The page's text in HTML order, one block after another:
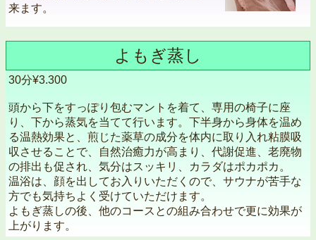
来ます。
よもぎ蒸し
30分¥3.300
頭から下をすっぽり包むマントを着て、専用の椅子に座
り、下から蒸気を当てて行います。下半身から身体を温め
る温熱効果と、煎じた薬草の成分を体内に取り入れ粘膜吸
収させることで、自然治癒力が高まり、代謝促進、老廃物
の排出も促され、気分はスッキリ、カラダはポカポカ。
温浴は、顔を出してお入りいただくので、サウナが苦手な
方でも気持ちよく受けていただけます。
よもぎ蒸しの後、他のコースとの組み合わせで更に効果が
上がります。